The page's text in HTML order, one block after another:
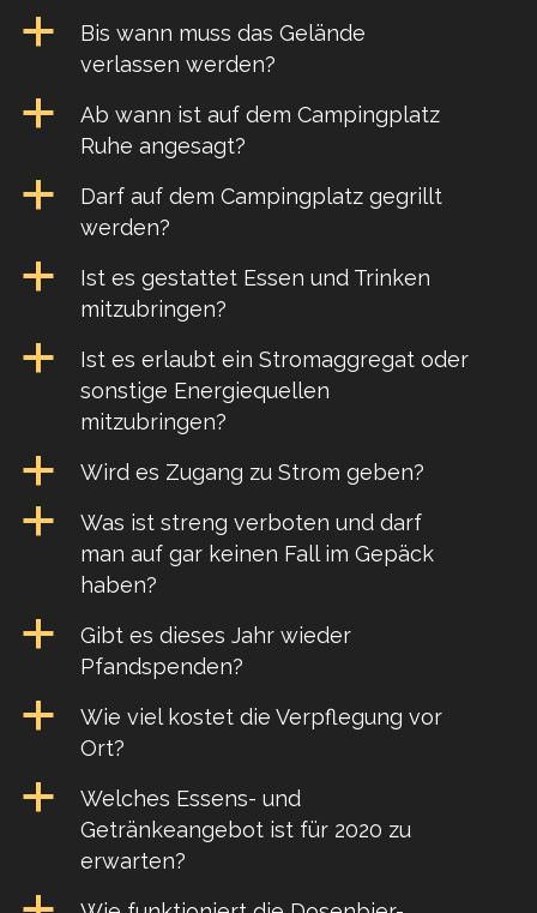
a
Bis wann muss das Gelände
verlassen werden?
a
Ab wann ist auf dem Campingplatz
Ruhe angesagt?
a
Darf auf dem Campingplatz gegrillt
werden?
a
Ist es gestattet Essen und Trinken
mitzubringen?
a
Ist es erlaubt ein Stromaggregat oder
sonstige Energiequellen
mitzubringen?
a Wird es Zugang zu Strom geben?
a
Was ist streng verboten und darf
man auf gar keinen Fall im Gepäck
haben?
a
Gibt es dieses Jahr wieder
Pfandspenden?
a
Wie viel kostet die Verpflegung vor
Ort?
a
Welches Essens- und
Getränkeangebot ist für 2020 zu
erwarten?